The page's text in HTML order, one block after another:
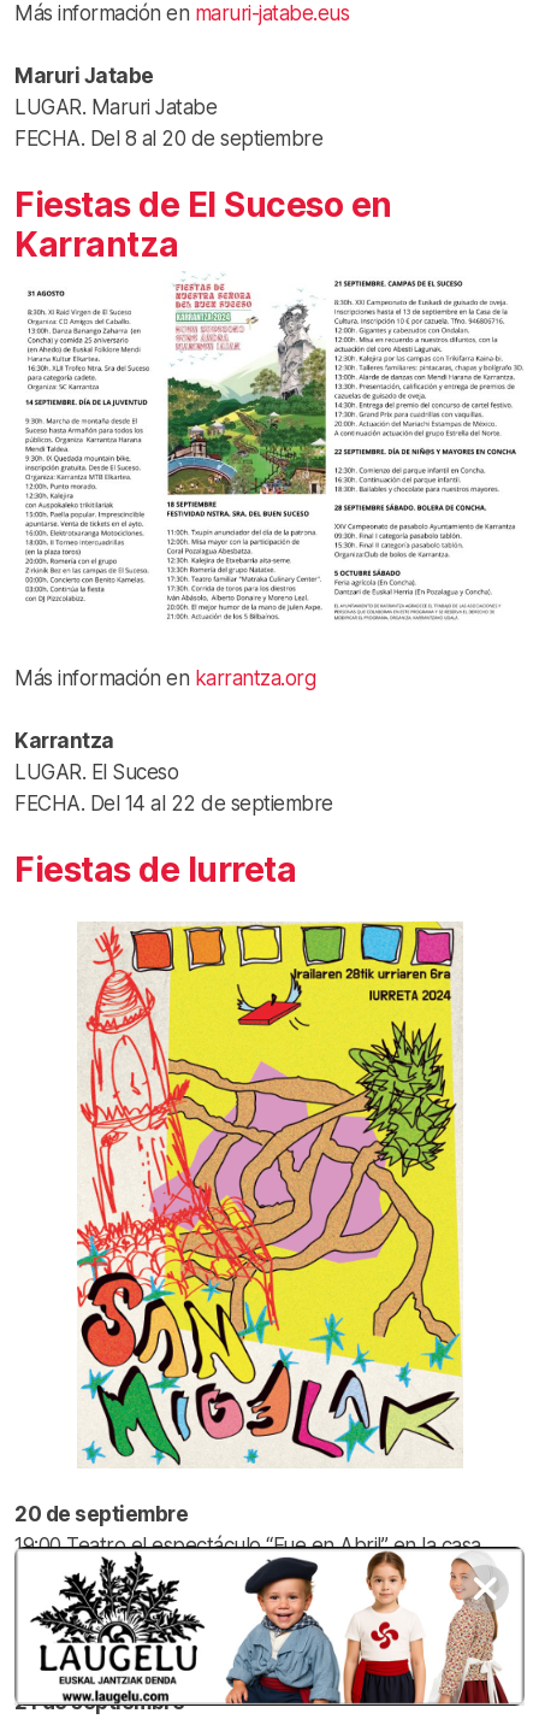
Más información en maruri-jatabe.eus
Maruri Jatabe
LUGAR. Maruri Jatabe
FECHA. Del 8 al 20 de septiembre
Fiestas de El Suceso en
Karrantza
Más información en karrantza.org
Karrantza
LUGAR. El Suceso
FECHA. Del 14 al 22 de septiembre
Fiestas de Iurreta
20 de septiembre
19:00 Teatro el espectáculo “Fue en Abril” en la casa
cultural de Ibarretxe. Homenaje a Rosa Martines.
Entrada 5€.
17:00 Exposición fotográfica . V. aniversario de Etxego
18:00 Gyncana alrededor de Etxego (habrá premios ).
21 de septiembre